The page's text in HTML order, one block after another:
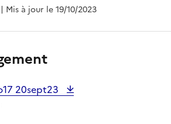
| Mis à jour le 19/10/2023
20sept23